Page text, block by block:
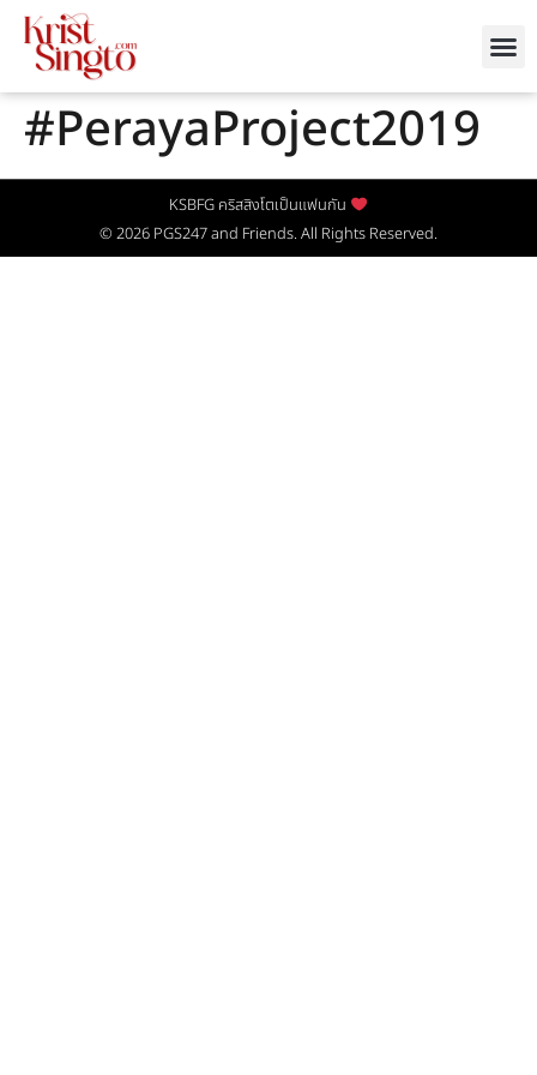
#PerayaProject2019
KSBFG คริสสิงโตเป็นแฟนกัน
© 2026 PGS247and Friends. All Rights Reserved.